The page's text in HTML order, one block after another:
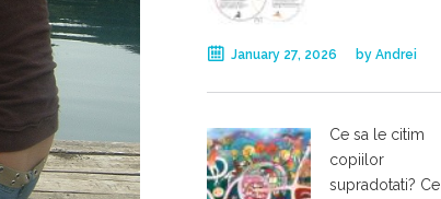
January 27, 2026 by Andrei
Ce sa le citim
copiilor
supradotati? Ce